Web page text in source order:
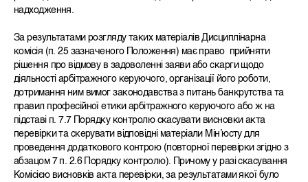
надходження.
За результатами розгляду таких матеріалів Дисциплінарна
комісія (п. 25 зазначеного Положення) має право прийняти
рішення про відмову в задоволенні заяви або скарги щодо
діяльності арбітражного керуючого, організації його роботи,
дотримання ним вимог законодавства з питань банкрутства та
правил професійної етики арбітражного керуючого або ж на
підставі п. 7.7 Порядку контролю скасувати висновки акта
перевірки та скерувати відповідні матеріали Мін’юсту для
проведення додаткового контрою (повторної перевірки згідно з
абзацом 7 п. 2.6 Порядку контролю). Причому у разі скасування
Комісією висновків акта перевірки, за результатами якої було